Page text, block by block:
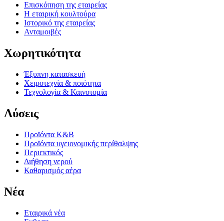
Επισκόπηση της εταιρείας
Η εταιρική κουλτούρα
Ιστορικό της εταιρείας
Ανταμοιβές
Χωρητικότητα
Έξυπνη κατασκευή
Χειροτεχνία & ποιότητα
Τεχνολογία & Καινοτομία
Λύσεις
Προϊόντα K&B
Προϊόντα υγειονομικής περίθαλψης
Περιεκτικός
Διήθηση νερού
Καθαρισμός αέρα
Νέα
Εταιρικά νέα